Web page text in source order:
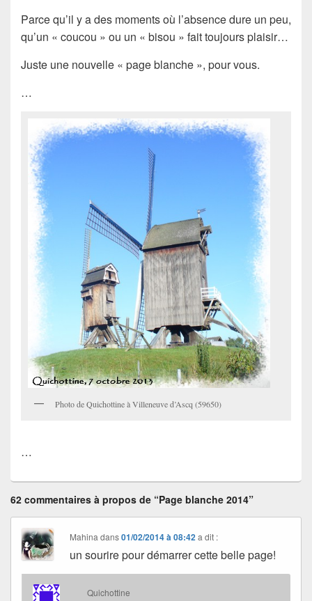
Parce qu’il y a des moments où l’absence dure un peu,
qu’un « coucou » ou un « bisou » fait toujours plaisir…
Juste une nouvelle « page blanche », pour vous.
…
Photo de Quichottine à Villeneuve d’Ascq (59650)
…
62 commentaires à propos de “Page blanche 2014”
Mahinadans01/02/2014 à 08:42 a dit :
un sourire pour démarrer cette belle page!
Quichottine